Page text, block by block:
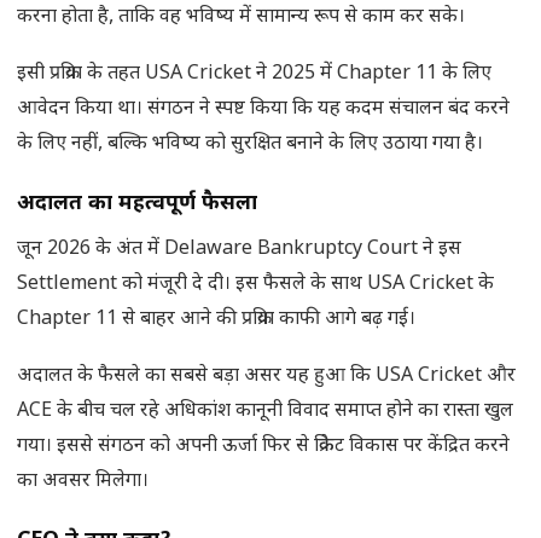
करना होता है, ताकि वह भविष्य में सामान्य रूप से काम कर सके।
इसी प्रक्रिया के तहत USA Cricket ने 2025 में Chapter 11 के लिए
आवेदन किया था। संगठन ने स्पष्ट किया कि यह कदम संचालन बंद करने
के लिए नहीं, बल्कि भविष्य को सुरक्षित बनाने के लिए उठाया गया है।
अदालत का महत्वपूर्ण फैसला
जून 2026 के अंत में Delaware Bankruptcy Court ने इस
Settlement को मंजूरी दे दी। इस फैसले के साथ USA Cricket के
Chapter 11 से बाहर आने की प्रक्रिया काफी आगे बढ़ गई।
अदालत के फैसले का सबसे बड़ा असर यह हुआ कि USA Cricket और
ACE के बीच चल रहे अधिकांश कानूनी विवाद समाप्त होने का रास्ता खुल
गया। इससे संगठन को अपनी ऊर्जा फिर से क्रिकेट विकास पर केंद्रित करने
का अवसर मिलेगा।